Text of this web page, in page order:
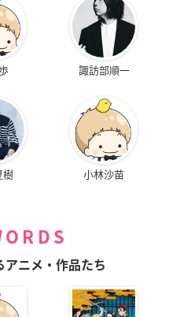
諏訪部順一
樹 小林沙苗
アニメ・作品たち